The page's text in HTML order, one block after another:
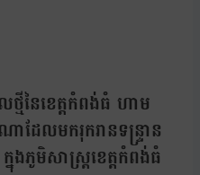
មីនៃខេត្តកំពង់ធំ ហាម
ែលមករុករានទន្ទ្រាន
ភូមិសាស្ត្រខេត្តកំពង់ធំ